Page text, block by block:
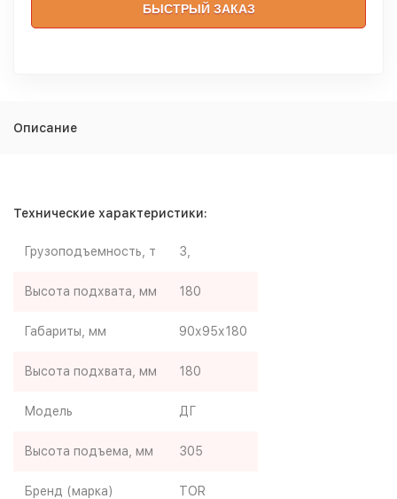
БЫСТРЫЙ ЗАКАЗ
Описание
Технические характеристики:
Грузоподъемность, т 3,
Высота подхвата, мм 180
Габариты, мм 90х95х180
Высота подхвата, мм 180
Модель ДГ
Высота подъема, мм 305
Бренд (марка) TOR